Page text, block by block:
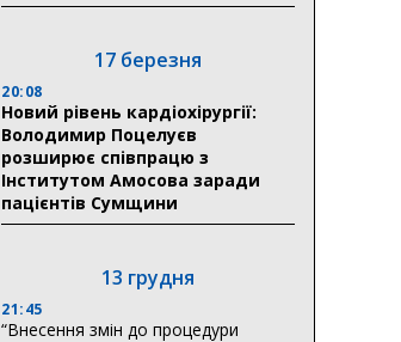
17 березня
20:08
Новий рівень кардіохірургії:
Володимир Поцелуєв
розширює співпрацю з
Інститутом Амосова заради
пацієнтів Сумщини
13 грудня
21:45
“Внесення змін до процедури